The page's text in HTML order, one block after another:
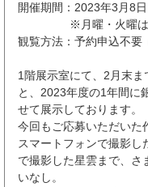
開催期間：2023年3月8
※月曜・火曜は休
観覧方法：予約申込不要
1階展示室にて、2月末
と、2023年度の1年間に
せて展示しております。
今回もご応募いただいた
スマートフォンで撮影し
で撮影した星雲まで、さ
いなし。